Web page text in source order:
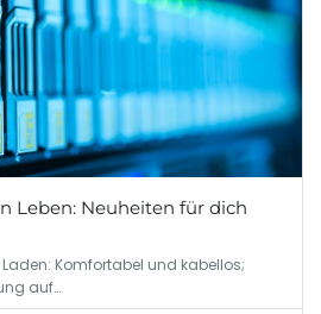
Leben: Neuheiten für dich
Laden: Komfortabel und kabellos;
auf…